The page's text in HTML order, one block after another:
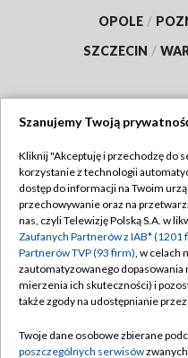
OPOLE /
SZCZECIN /
Abonament TVP
Emisja w TVP
Centrum informacji TVP
Naziemna Telewizja
Rada Programowa
Szanujemy Twoją
Kliknij "Akceptuję i przechodzę do
korzystanie z technologii
dostęp do informacji na Twoim
przechowywanie oraz na
nas, czyli Telewizję Polską S.A. w
Zaufanych Partnerów z IAB* (1201
Partnerów TVP (93 firm), w celach
zautomatyzowanego
mierzenia ich skuteczności) i
także zgody na udostępnianie
Twoje dane osobowe zbierane
poszczególnych serwisów